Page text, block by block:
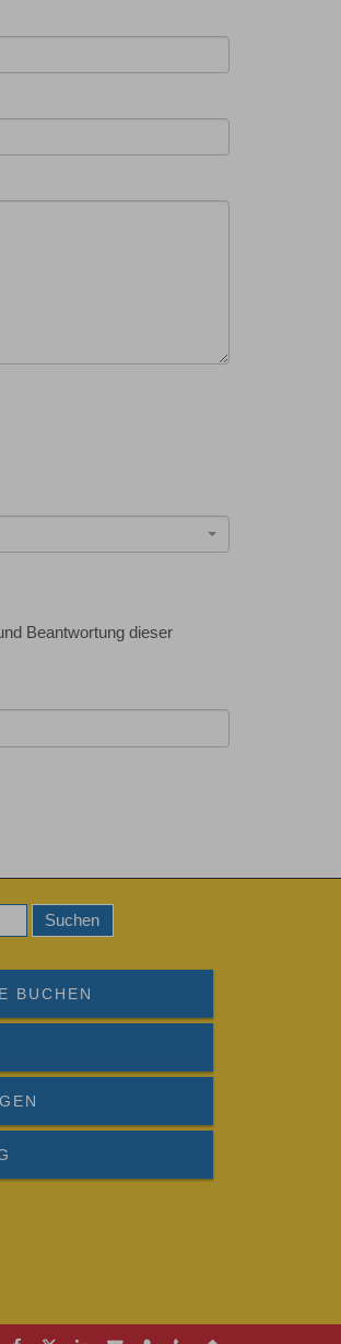
Beantwortung dieser
BUCHEN
Auf Auf Auf Auf Per vCard Kontakt